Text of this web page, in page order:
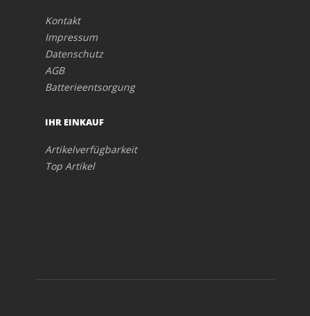
Kontakt
Impressum
Datenschutz
AGB
Batterieentsorgung
IHR EINKAUF
Artikelverfügbarkeit
Top Artikel